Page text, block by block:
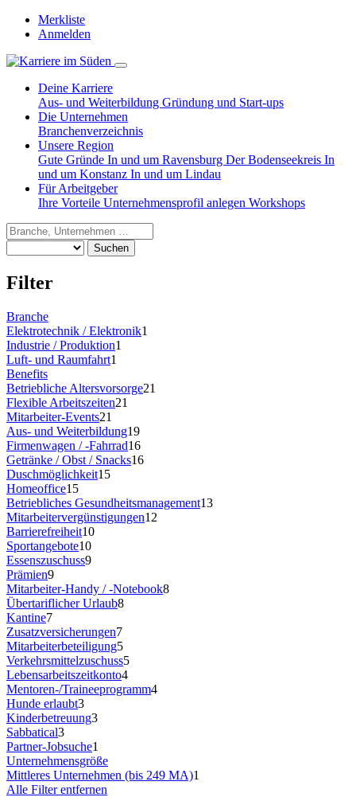
Merkliste
Anmelden
Deine Karriere
Aus- und Weiterbildung Gründung und Start-ups
Die Unternehmen
Branchenverzeichnis
Unsere Region
Gute Gründe In und um Ravensburg Der Bodenseekreis In
und um Konstanz In und um Lindau
Für Arbeitgeber
Ihre Vorteile Unternehmensprofil anlegen Workshops
Suchen
Filter
Branche
Elektrotechnik / Elektronik1
Industrie / Produktion1
Luft- und Raumfahrt1
Benefits
Betriebliche Altersvorsorge21
Flexible Arbeitszeiten21
Mitarbeiter-Events21
Aus- und Weiterbildung19
Firmenwagen / -Fahrrad16
Getränke / Obst / Snacks16
Duschmöglichkeit15
Homeoffice15
Betriebliches Gesundheitsmanagement13
Mitarbeitervergünstigungen12
Barrierefreiheit10
Sportangebote10
Essenszuschuss9
Prämien9
Mitarbeiter-Handy / -Notebook8
Übertariflicher Urlaub8
Kantine7
Zusatzversicherungen7
Mitarbeiterbeteiligung5
Verkehrsmittelzuschuss5
Lebensarbeitszeitkonto4
Mentoren-/Traineeprogramm4
Hunde erlaubt3
Kinderbetreuung3
Sabbatical3
Partner-Jobsuche1
Unternehmensgröße
Mittleres Unternehmen (bis 249 MA)1
Alle Filter entfernen